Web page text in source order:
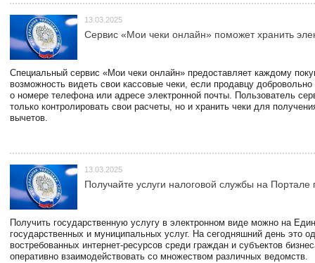
13.03.2025
Сервис «Мои чеки онлайн» поможет хранить
Специальный сервис «Мои чеки онлайн» предоставляет каждому
возможность видеть свои кассовые чеки, если продавцу
о номере телефона или адресе электронной почты. Пользователь
только контролировать свои расчеты, но и хранить чеки для
вычетов.
13.03.2025
Получайте услуги налоговой службы на Портале
Получить государственную услугу в электронном виде можно на
государственных и муниципальных услуг. На сегодняшний день это
востребованных интернет-ресурсов среди граждан и субъектов
оперативно взаимодействовать со множеством различных ведомств.